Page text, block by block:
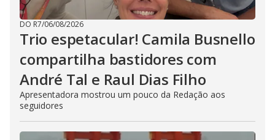
DO R7/06/08/2026
Trio espetacular! Camila Busnello
compartilha bastidores com
André Tal e Raul Dias Filho
Apresentadora mostrou um pouco da Redação aos
seguidores